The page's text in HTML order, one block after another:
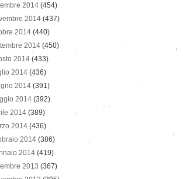
2014 (454)
2014 (437)
2014 (440)
2014 (450)
2014 (433)
2014 (436)
2014 (391)
2014 (392)
2014 (389)
2014 (436)
2014 (386)
2014 (419)
2013 (367)